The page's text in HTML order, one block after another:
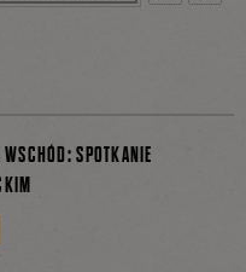
SPOTKANIE